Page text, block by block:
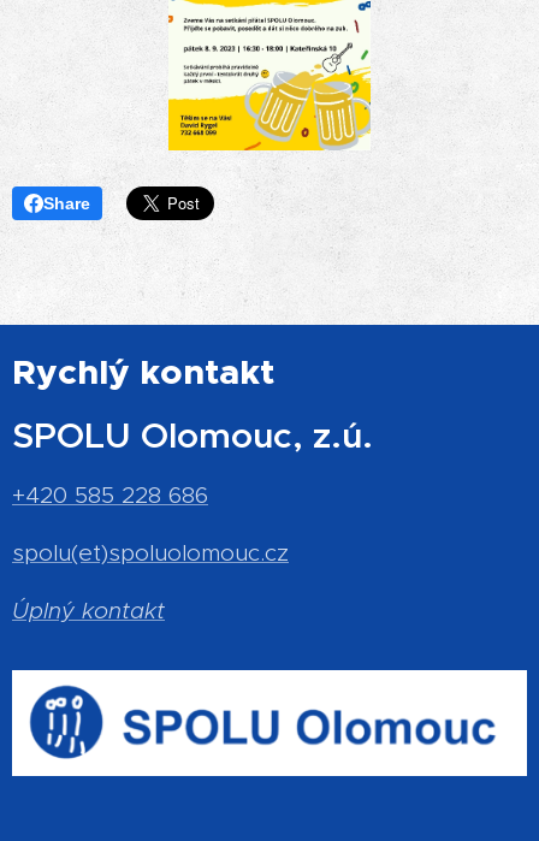
Share
Rychlý kontakt
SPOLU Olomouc, z.ú.
+420 585 228 686
spolu(et)spoluolomouc.cz
Úplný kontakt